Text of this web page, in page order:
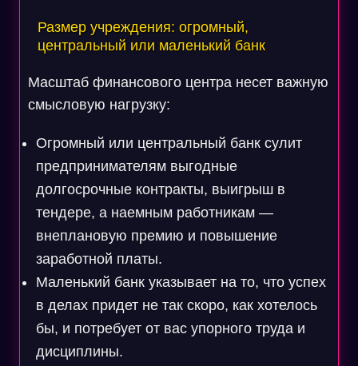
Размер учреждения: огромный,
центральный или маленький банк
Масштаб финансового центра несет важную
смысловую нагрузку:
Огромный или центральный банк сулит
предпринимателям выгодные
долгосрочные контракты, выигрыш в
тендере, а наемным работникам —
внеплановую премию и повышение
заработной платы.
Маленький банк указывает на то, что успех
в делах придет не так скоро, как хотелось
бы, и потребует от вас упорного труда и
дисциплины.